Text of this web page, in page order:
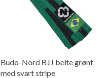
Budo-Nord BJJ belte grønt
med svart stripe